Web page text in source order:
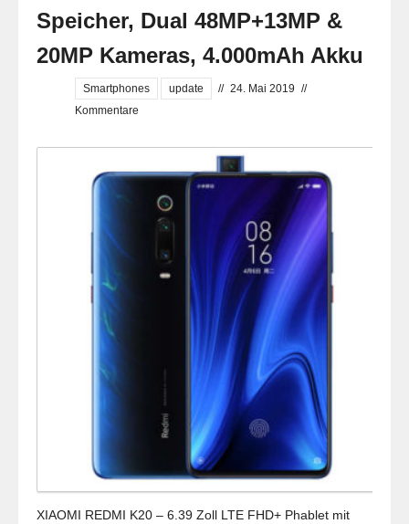
Speicher, Dual 48MP+13MP &
20MP Kameras, 4.000mAh Akku
Smartphones update // 24. Mai 2019 //
Kommentare
XIAOMI REDMI K20 – 6.39 Zoll LTE FHD+ Phablet mit